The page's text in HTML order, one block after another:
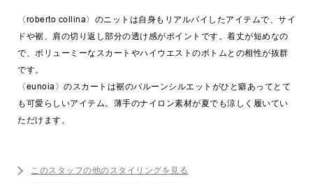
〈roberto collina〉のニットは自身もリアルバイしたアイテムで、サイ
ドや裾、肩の切り返し部分の透け感がポイントです。着丈が短めなの
で、ボリューミーなスカートやハイウエストのボトムとの相性が抜群
です。
〈eunoia〉のスカートは裾のバルーンシルエットがひと癖あってとて
も可愛らしいアイテム。薄手のナイロン素材が夏でも涼しく履いてい
ただけます。
このスタッフの他のスタイリングを見る